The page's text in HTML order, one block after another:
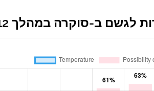
סוקרה במהלך 12 השעות הקרובות